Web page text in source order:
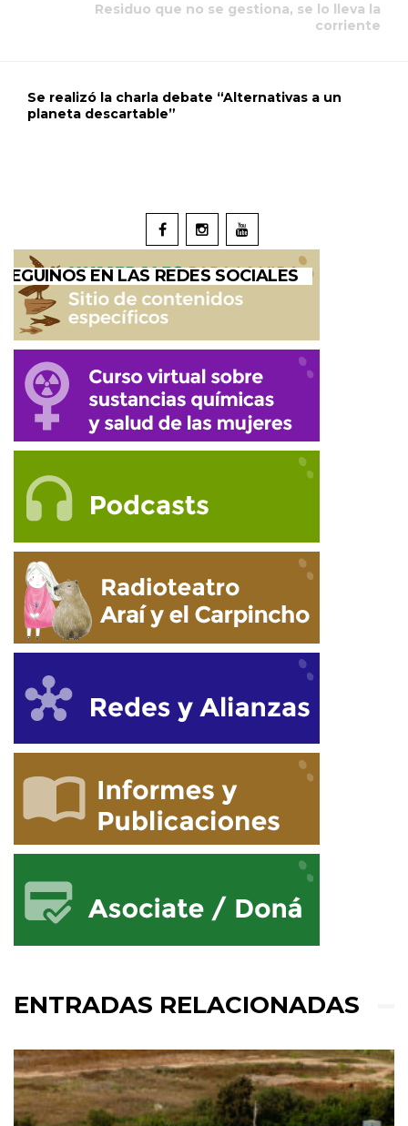
Residuo que no se gestiona, se lo lleva la
corriente
Se realizó la charla debate “Alternativas a un
planeta descartable”
SEGUINOS EN LAS REDES SOCIALES
ENTRADAS RELACIONADAS